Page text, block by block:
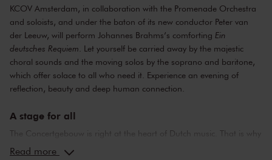
KCOV Amsterdam, in collaboration with the Promenade Orchestra
and soloists, and under the baton of its new conductor Peter van
der Leeuw, will perform Johannes Brahms’s comforting Ein
deutsches Requiem . Let yourself be carried away by the majestic
choral sounds and the moving solos by the soprano and baritone,
which offer solace to all who need it. Experience an evening of
reflection, beauty and deep human connection.
A stage for all
The Concertgebouw is right at the heart of Dutch music. That is why
we love to welcome the best amateur orchestras and choirs of the
Read more